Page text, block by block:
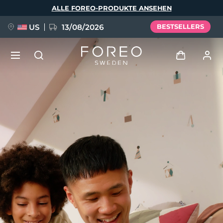
ALLE FOREO-PRODUKTE ANSEHEN
US 13/08/2026 BESTSELLERS
Benutzerkonto
Meine Bestellungen
Meine Abonnements
FAQ™ Pure Beauty-Tech Elixir
BREAKING NEWS
issa™ Teeth Whitening Set
Sprache
English Deutsch
Español
Français
Italiano
Polski
Svenska
Русский
Türkçe
简体中文